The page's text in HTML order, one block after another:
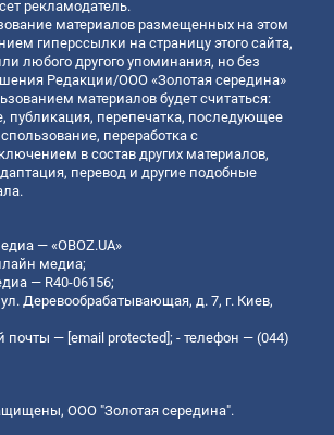
рекламодатель.
материалов размещенных на этом
гиперссылки на страницу этого сайта,
любого другого упоминания, но без
Редакции/ООО «Золотая середина»
материалов будет считаться:
публикация, перепечатка, последующее
переработка с
в состав других материалов,
перевод и другие подобные
— «OBOZ.UA»
медиа;
— R40-06156;
Деревообрабатывающая, д. 7, г. Киев,
почты — [email protected]; - телефон — (044)
ООО "Золотая середина".